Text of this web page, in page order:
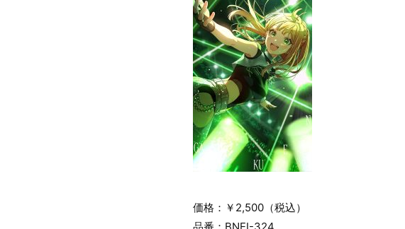
価格：￥2,500（税込）